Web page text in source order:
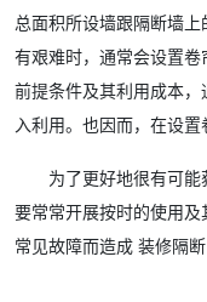
总面积所设墙跟隔断墙
有艰难时，通常会设置
前提条件及其利用成本
入利用。也因而，在设置
为了更好地很有可
要常常开展按时的使用
常见故障而造成 装修隔